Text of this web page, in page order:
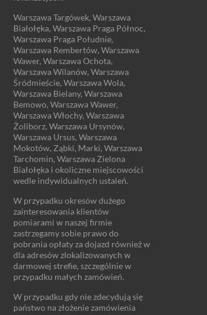
Warszawa Targówek, Warszawa
Białołęka, Warszawa Praga Północ,
Warszawa Praga Południe,
Warszawa Rembertów, Warszawa
Wawer, Warszawa Ochota,
Warszawa Wilanów, Warszawa
Śródmieście, Warszawa Wola,
Warszawa Bielany, Warszawa
Bemowo, Warszawa Wawer,
Warszawa Włochy, Warszawa
Żoliborz, Warszawa Ursynów,
Warszawa Ursus, Warszawa
Mokotów, Ząbki, Marki, Warszawa
Tarchomin, Warszawa Zielona
Białołęka i okoliczne miejscowości
wedle indywidualnych ustaleń.
W przypadku okresów dużego
zainteresowania klientów
pomiarami w naszej firmie
zastrzegamy sobie prawo do
pobrania opłaty za dojazd również w
dla adresów zlokalizowanych w
darmowej strefie, szczególnie w
przypadku małych zamówień.
W przypadku gdy nie zdecydują się
państwo na złożenie zamówienia